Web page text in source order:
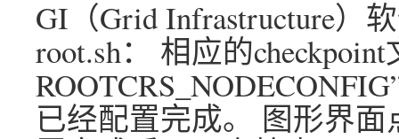
GI（Grid Infrastructure）
root.sh： 相应的
已经配置完成。 图形界